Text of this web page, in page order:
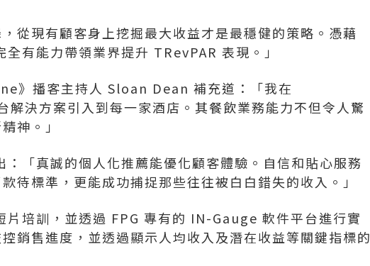
從現有顧客身上挖掘最大收益才是最穩健的策略。憑藉
有能力帶領業界提升 TRevPAR 表現。」
》播客主持人 Sloan Dean 補充道：「我在
決方案引入到每一家酒店。其餐飲業務能力不但令人驚
神。」
：「真誠的個人化推薦能優化顧客體驗。自信和貼心服務
待標準，更能成功捕捉那些往往被白白錯失的收入。」
培訓，並透過 FPG 專有的 IN-Gauge 軟件平台進行實
銷售進度，並透過顯示人均收入及潛在收益等關鍵指標的